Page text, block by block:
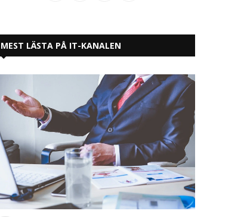
MEST LÄSTA PÅ IT-KANALEN